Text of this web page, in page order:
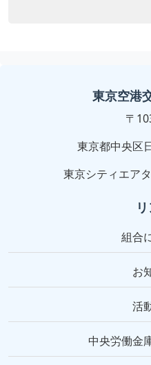
東京空港
〒
東京都中央区
東京シティエア
組合
お
活
中央労働金